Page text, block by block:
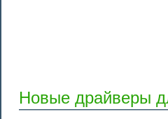
Новые драйверы